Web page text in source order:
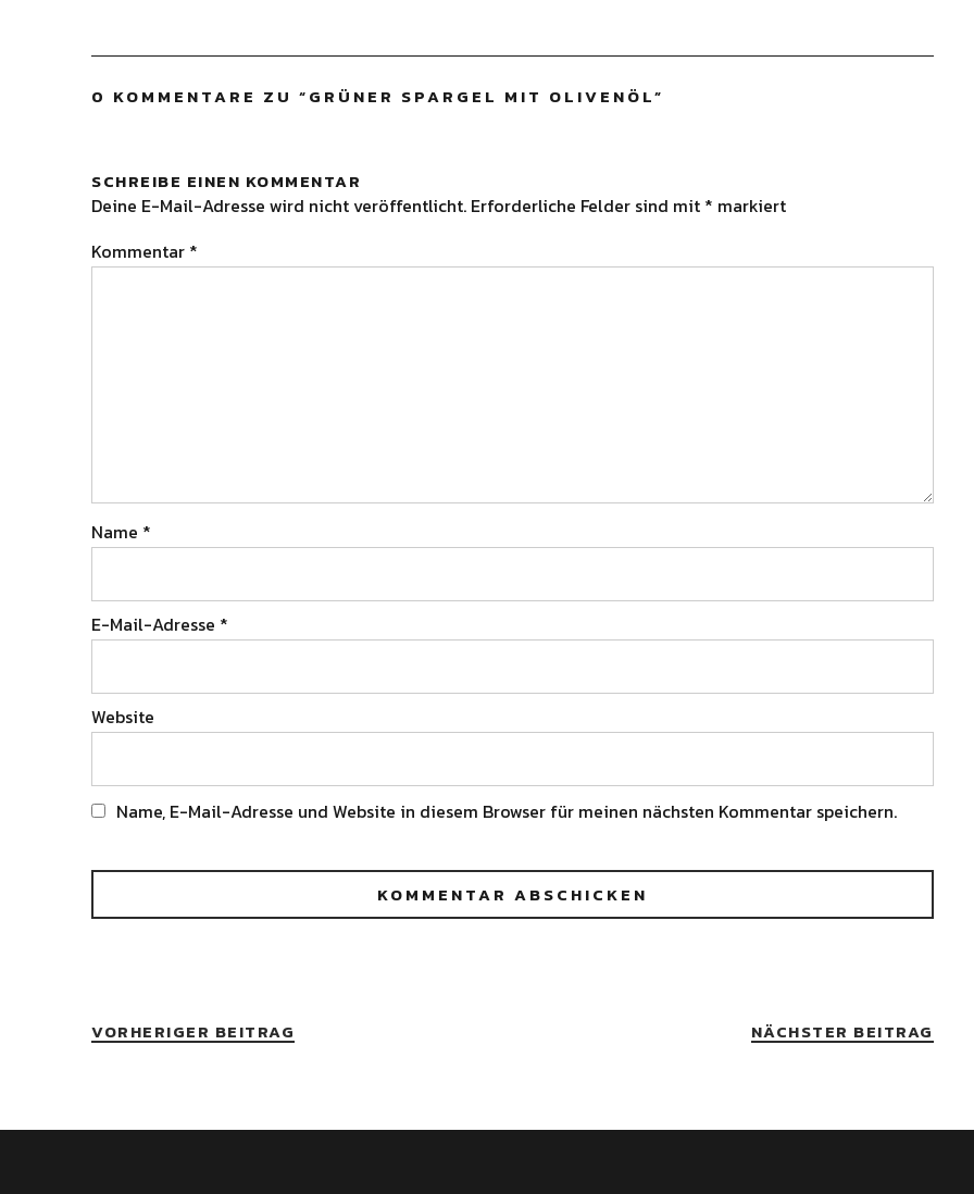
0 KOMMENTARE ZU “GRÜNER SPARGEL MIT OLIVENÖL”
SCHREIBE EINEN KOMMENTAR
Deine E-Mail-Adresse wird nicht veröffentlicht. Erforderliche Felder sind mit * markiert
Kommentar *
Name *
E-Mail-Adresse *
Website
Name, E-Mail-Adresse und Website in diesem Browser für meinen nächsten Kommentar speichern.
VORHERIGER BEITRAG NÄCHSTER BEITRAG